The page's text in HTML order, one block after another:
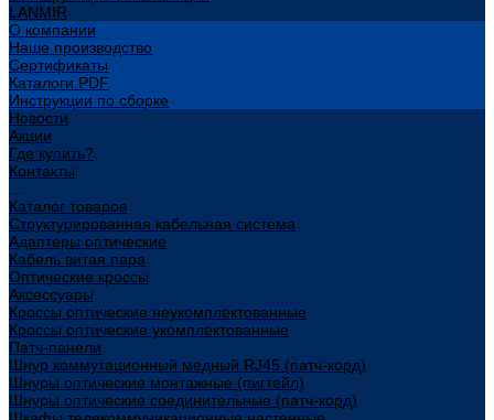
LANMIR
О компании
Наше производство
Сертификаты
Каталоги PDF
Инструкции по сборке
Новости
Акции
Где купить?
Контакты
Каталог товаров
Структурированная кабельная система
Адаптеры оптические
Кабель витая пара
Оптические кроссы
Аксессуары
Кроссы оптические неукомплектованные
Кроссы оптические укомплектованные
Патч-панели
Шнур коммутационный медный RJ45 (патч-корд)
Шнуры оптические монтажные (пигтейл)
Шнуры оптические соединительные (патч-корд)